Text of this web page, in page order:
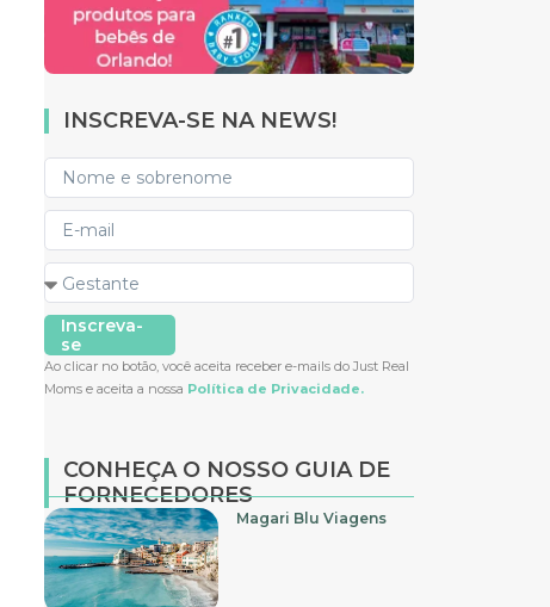
INSCREVA-SE NA NEWS!
Inscreva-
se
Ao clicar no botão, você aceita receber e-mails do Just Real
Moms e aceita a nossa Política de Privacidade.
CONHEÇA O NOSSO GUIA DE
FORNECEDORES
Magari Blu Viagens